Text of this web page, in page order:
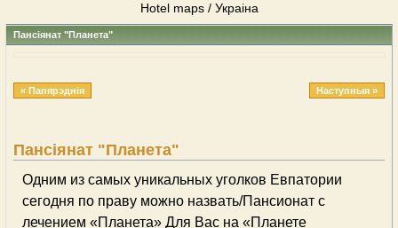
Hotel maps / Украіна
Пансіянат "Планета"
« Папярэднія Наступныя »
Пансіянат "Планета"
Одним из самых уникальных уголков Евпатории
сегодня по праву можно назвать/Пансионат с
лечением «Планета» Для Вас на «Планете